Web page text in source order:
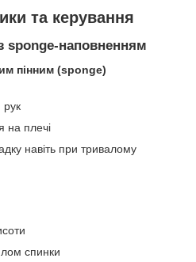
та керування
sponge-наповненням
пінним (sponge)
рук
на плечі
навіть при тривалому
спинки